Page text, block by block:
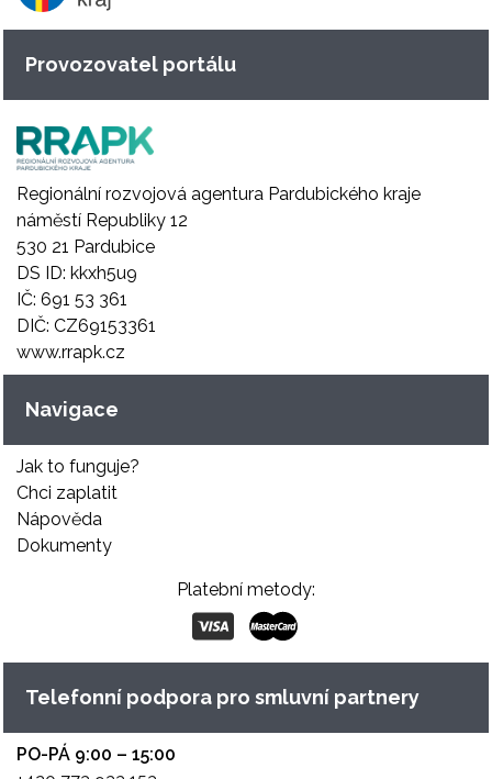
Provozovatel portálu
Regionální rozvojová agentura Pardubického kraje
náměstí Republiky 12
530 21 Pardubice
DS ID: kkxh5u9
IČ: 691 53 361
DIČ: CZ69153361
www.rrapk.cz
Navigace
Jak to funguje?
Chci zaplatit
Nápověda
Dokumenty
Platební metody:
Telefonní podpora pro smluvní partnery
PO-PÁ 9:00 – 15:00